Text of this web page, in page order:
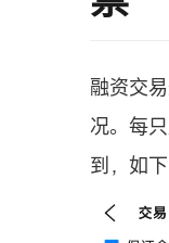
融资交
况。每
到，如下